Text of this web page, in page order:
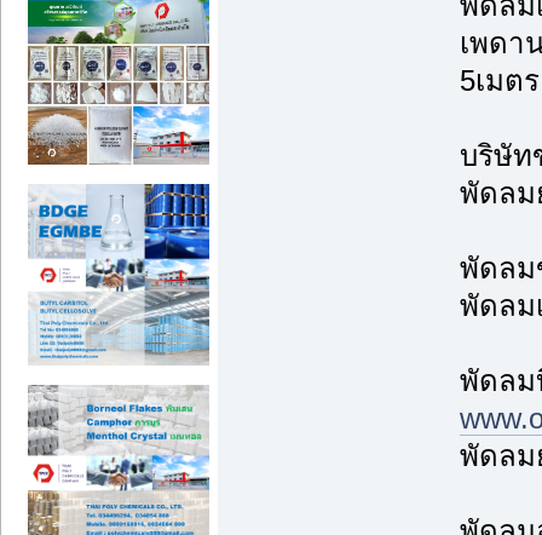
เพดา
5เมต
บริษัท
พัดลม
พัดล
พัดลม
พัดล
พัดลม